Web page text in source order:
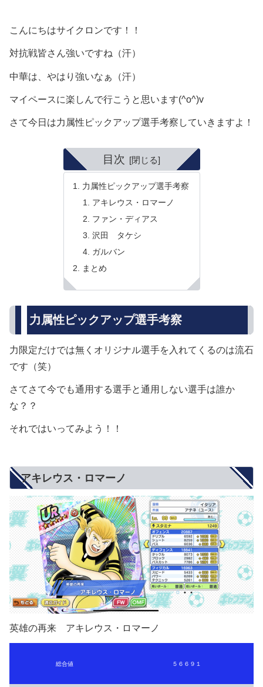
こんにちはサイクロンです！！
対抗戦皆さん強いですね（汗）
中華は、やはり強いなぁ（汗）
マイペースに楽しんで行こうと思います(^o^)v
さて今日は力属性ピックアップ選手考察していきますよ！
目次
力属性ピックアップ選手考察
アキレウス・ロマーノ
ファン・ディアス
沢田 タケシ
ガルバン
まとめ
力属性ピックアップ選手考察
力限定だけでは無くオリジナル選手を入れてくるのは流石
です（笑）
さてさて今でも通用する選手と通用しない選手は誰か
な？？
それではいってみよう！！
アキレウス・ロマーノ
英雄の再来 アキレウス・ロマーノ
総合値 ５６６９１